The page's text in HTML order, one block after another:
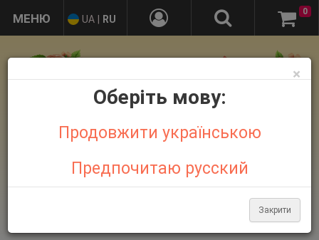
+38 095 032 21 44
UA RU
0
×
Оберіть мову:
Продовжити українською
Предпочитаю русский
Закрити